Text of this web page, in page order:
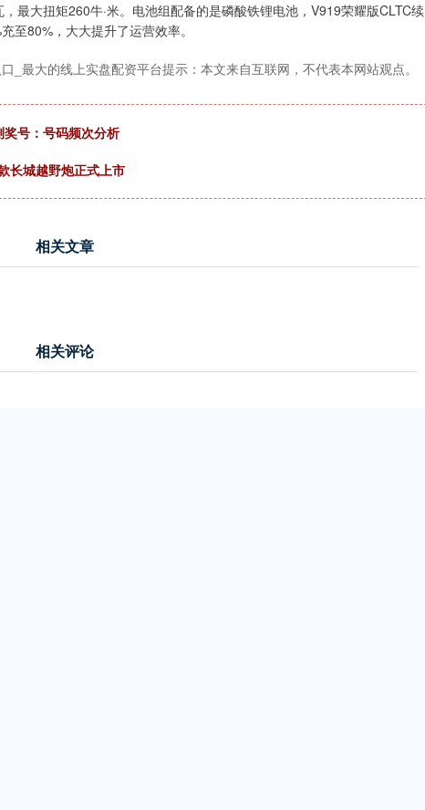
最大扭矩260牛·米。电池组配备的是磷酸铁锂电池，V919荣耀版CLTC续
至80%，大大提升了运营效率。
_最大的线上实盘配资平台提示：本文来自互联网，不代表本网站观点。
号：号码频次分析
长城越野炮正式上市
相关文章
相关评论